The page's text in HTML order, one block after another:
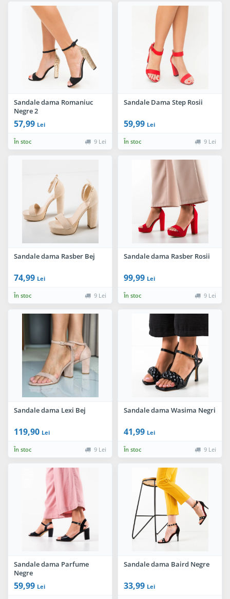
Sandale dama Romaniuc
Negre 2
57,99 Lei
În stoc 9 Lei
Sandale Dama Step Rosii
59,99 Lei
În stoc 9 Lei
Sandale dama Rasber Bej
74,99 Lei
În stoc 9 Lei
Sandale dama Rasber Rosii
99,99 Lei
În stoc 9 Lei
Sandale dama Lexi Bej
119,90 Lei
În stoc 9 Lei
Sandale dama Wasima Negri
41,99 Lei
În stoc 9 Lei
Sandale dama Parfume
Negre
59,99 Lei
Sandale dama Baird Negre
33,99 Lei